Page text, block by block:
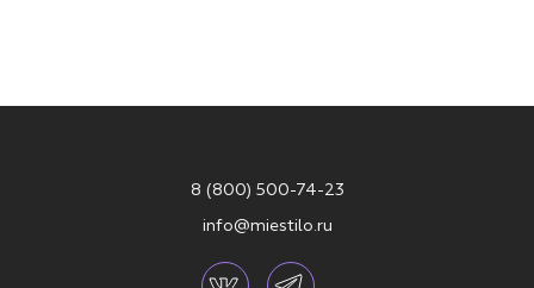
8 (800) 500-74-23
info@miestilo.ru